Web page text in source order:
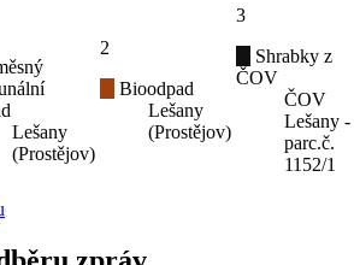
Lešany
(Prostějov)
2
Bioodpad
Lešany
(Prostějov)
3
Shrabky z
ČOV
ČOV
Lešany -
parc.č.
1152/1